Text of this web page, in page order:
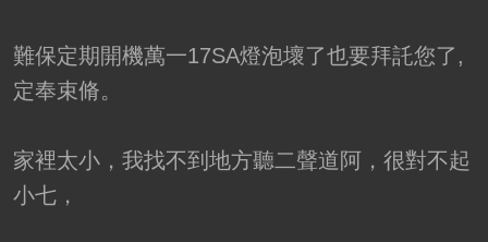
難保定期開機萬一17SA燈泡壞了也要拜託您了,
定奉束脩。
家裡太小，我找不到地方聽二聲道阿，很對不起
小七，